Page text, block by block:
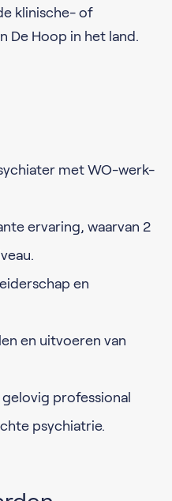
klinische- of
De Hoop in het land.
met WO-werk-
ervaring, waarvan 2
en
en uitvoeren van
professional
psychiatrie.